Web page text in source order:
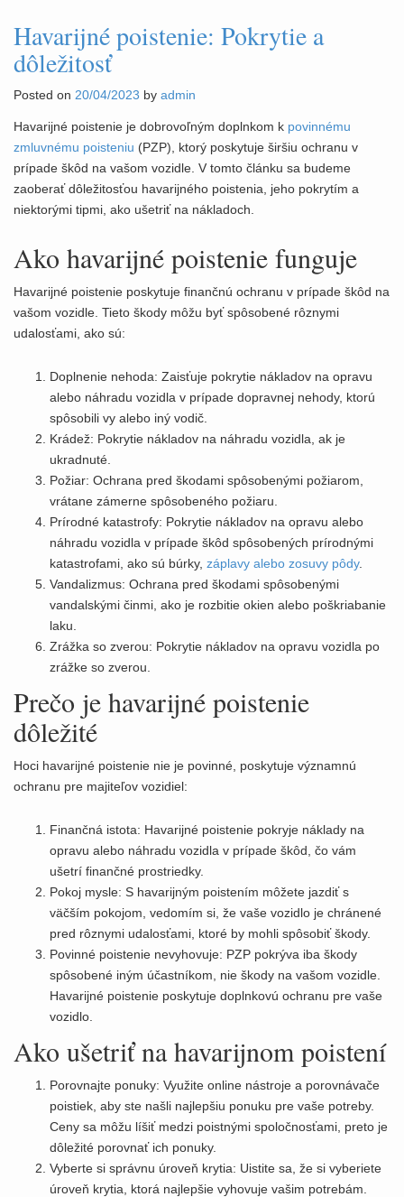
Havarijné poistenie: Pokrytie a
dôležitosť
Posted on 20/04/2023 by admin
Havarijné poistenie je dobrovoľným doplnkom k povinnému
zmluvnému poisteniu (PZP), ktorý poskytuje širšiu ochranu v
prípade škôd na vašom vozidle. V tomto článku sa budeme
zaoberať dôležitosťou havarijného poistenia, jeho pokrytím a
niektorými tipmi, ako ušetriť na nákladoch.
Ako havarijné poistenie funguje
Havarijné poistenie poskytuje finančnú ochranu v prípade škôd na
vašom vozidle. Tieto škody môžu byť spôsobené rôznymi
udalosťami, ako sú:
Doplnenie nehoda: Zaisťuje pokrytie nákladov na opravu
alebo náhradu vozidla v prípade dopravnej nehody, ktorú
spôsobili vy alebo iný vodič.
Krádež: Pokrytie nákladov na náhradu vozidla, ak je
ukradnuté.
Požiar: Ochrana pred škodami spôsobenými požiarom,
vrátane zámerne spôsobeného požiaru.
Prírodné katastrofy: Pokrytie nákladov na opravu alebo
náhradu vozidla v prípade škôd spôsobených prírodnými
katastrofami, ako sú búrky, záplavy alebo zosuvy pôdy.
Vandalizmus: Ochrana pred škodami spôsobenými
vandalskými činmi, ako je rozbitie okien alebo poškriabanie
laku.
Zrážka so zverou: Pokrytie nákladov na opravu vozidla po
zrážke so zverou.
Prečo je havarijné poistenie
dôležité
Hoci havarijné poistenie nie je povinné, poskytuje významnú
ochranu pre majiteľov vozidiel:
Finančná istota: Havarijné poistenie pokryje náklady na
opravu alebo náhradu vozidla v prípade škôd, čo vám
ušetrí finančné prostriedky.
Pokoj mysle: S havarijným poistením môžete jazdiť s
väčším pokojom, vedomím si, že vaše vozidlo je chránené
pred rôznymi udalosťami, ktoré by mohli spôsobiť škody.
Povinné poistenie nevyhovuje: PZP pokrýva iba škody
spôsobené iným účastníkom, nie škody na vašom vozidle.
Havarijné poistenie poskytuje doplnkovú ochranu pre vaše
vozidlo.
Ako ušetriť na havarijnom poistení
Porovnajte ponuky: Využite online nástroje a porovnávače
poistiek, aby ste našli najlepšiu ponuku pre vaše potreby.
Ceny sa môžu líšiť medzi poistnými spoločnosťami, preto je
dôležité porovnať ich ponuky.
Vyberte si správnu úroveň krytia: Uistite sa, že si vyberiete
úroveň krytia, ktorá najlepšie vyhovuje vašim potrebám.